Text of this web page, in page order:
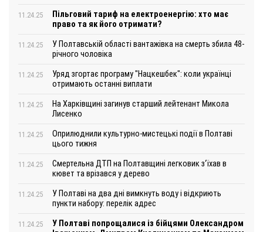
11.24.25
Пільговий тариф на електроенергію: хто має
право та як його отримати?
11.24.25
У Полтавській області вантажівка на смерть збила 48-
річного чоловіка
11.24.25
Уряд згортає програму "Нацкешбек": коли українці
отримають останні виплати
11.24.25
На Харківщині загинув старший лейтенант Микола
Лисенко
11.24.25
Оприлюднили культурно-мистецькі події в Полтаві
цього тижня
11.24.25
Смертельна ДТП на Полтавщині легковик з‘їхав в
кювет та врізався у дерево
11.24.25
У Полтаві на два дні вимкнуть воду і відкриють
пункти набору: перелік адрес
11.24.25
У Полтаві попрощалися із бійцями Олександром